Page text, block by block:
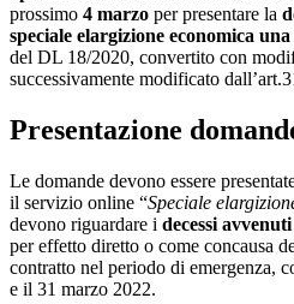
prossimo 4 marzo per presentare la
speciale elargizione economica
del DL 18/2020, convertito con
successivamente modificato
Presentazione
Le domande devono essere
il servizio online “Speciale
devono riguardare i decessi
per effetto diretto o come concausa
contratto nel periodo di emergenza,
e il 31 marzo 2022.